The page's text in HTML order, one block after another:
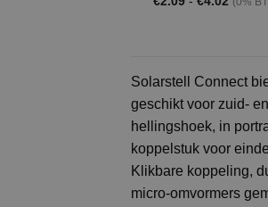
Solarstell Connect
geschikt voor zuid-
hellingshoek, in
koppelstuk voor
Klikbare koppeling,
micro-omvormers